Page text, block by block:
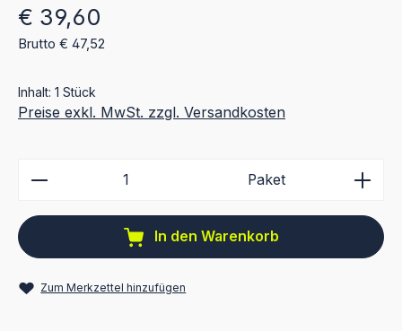
Regulärer Preis:
€ 39,60
Brutto € 47,52
Inhalt: 1 Stück
Preise exkl. MwSt. zzgl. Versandkosten
Produkt Anzahl: Gib den gewünschten Wert ein
Paket
In den Warenkorb
Zum Merkzettel hinzufügen